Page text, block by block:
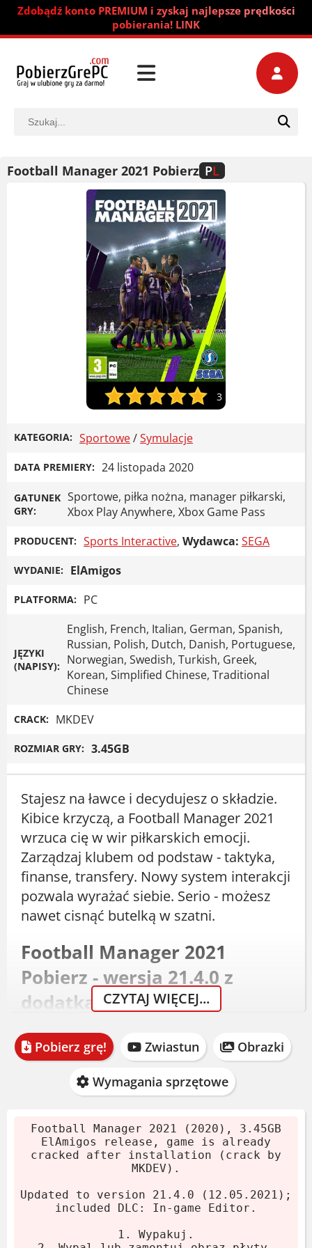
Zdobądź konto PREMIUM i zyskaj najlepsze prędkości
pobierania! LINK
Football Manager 2021 Pobierz PL
3
KATEGORIA: Sportowe/Symulacje
DATA PREMIERY: 24 listopada 2020
GATUNEK
GRY:
Sportowe, piłka nożna, manager piłkarski,
Xbox Play Anywhere, Xbox Game Pass
PRODUCENT: Sports Interactive, Wydawca: SEGA
WYDANIE: ElAmigos
PLATFORMA: PC
JĘZYKI
(NAPISY):
English, French, Italian, German, Spanish,
Russian, Polish, Dutch, Danish, Portuguese,
Norwegian, Swedish, Turkish, Greek,
Korean, Simplified Chinese, Traditional
Chinese
CRACK: MKDEV
ROZMIAR GRY: 3.45GB
Stajesz na ławce i decydujesz o składzie.
Kibice krzyczą, a Football Manager 2021
wrzuca cię w wir piłkarskich emocji.
Zarządzaj klubem od podstaw - taktyka,
finanse, transfery. Nowy system interakcji
pozwala wyrażać siebie. Serio - możesz
nawet cisnąć butelką w szatni.
Football Manager 2021
Pobierz - wersja 21.4.0 z
dodatkami
Wydanie ElAmigos z 2020 roku,
zaktualizowane do wersji 21.4.0 (maj
2021). Zawiera In-game Editor jako DLC.
Archiwum waży 3.45GB.
Pobierz archiwum.
Wypakuj za pomocą 7-Zip lub
WinRAR.
dodaje się automatycznie.
CrackTest. Znajdziesz tam wersję dla
CZYTAJ WIĘCEJ...
Pobierz grę! Zwiastun Obrazki
Wymagania sprzętowe
Football Manager 2021 (2020), 3.45GB
ElAmigos release, game is already
cracked after installation (crack by
MKDEV).
Updated to version 21.4.0 (12.05.2021);
included DLC: In-game Editor.
1. Wypakuj.